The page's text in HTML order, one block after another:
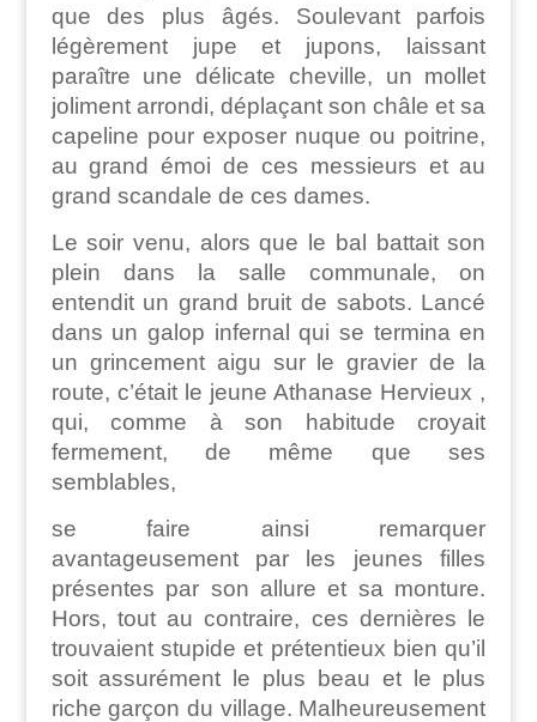
que des plus âgés. Soulevant parfois
légèrement jupe et jupons, laissant
paraître une délicate cheville, un mollet
joliment arrondi, déplaçant son châle et sa
capeline pour exposer nuque ou poitrine,
au grand émoi de ces messieurs et au
grand scandale de ces dames.
Le soir venu, alors que le bal battait son
plein dans la salle communale, on
entendit un grand bruit de sabots. Lancé
dans un galop infernal qui se termina en
un grincement aigu sur le gravier de la
route, c’était le jeune Athanase Hervieux ,
qui, comme à son habitude croyait
fermement, de même que ses
semblables,
se faire ainsi remarquer
avantageusement par les jeunes filles
présentes par son allure et sa monture.
Hors, tout au contraire, ces dernières le
trouvaient stupide et prétentieux bien qu’il
soit assurément le plus beau et le plus
riche garçon du village. Malheureusement